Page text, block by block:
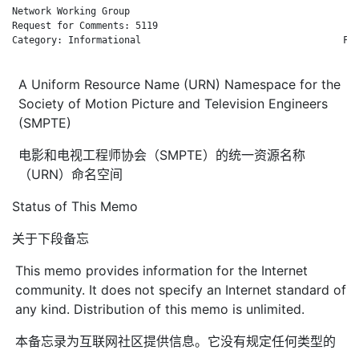
Network Working Group                                         T.
Request for Comments: 5119
Category: Informational
A Uniform Resource Name (URN) Namespace for the
Society of Motion Picture and Television Engineers
(SMPTE)
电影和电视工程师协会（SMPTE）的统一资源名称
（URN）命名空间
Status of This Memo
关于下段备忘
This memo provides information for the Internet
community. It does not specify an Internet standard of
any kind. Distribution of this memo is unlimited.
本备忘录为互联网社区提供信息。它没有规定任何类型的